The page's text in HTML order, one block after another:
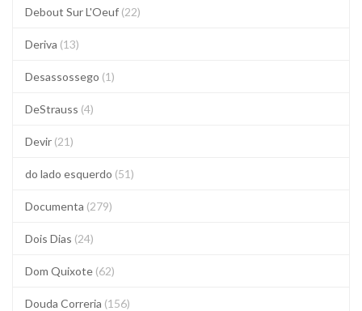
Debout Sur L'Oeuf (22)
Deriva (13)
Desassossego (1)
DeStrauss (4)
Devir (21)
do lado esquerdo (51)
Documenta (279)
Dois Dias (24)
Dom Quixote (62)
Douda Correria (156)